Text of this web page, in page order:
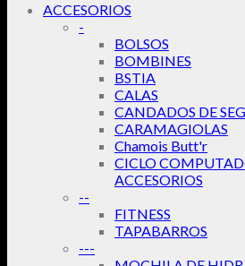
ACCESORIOS
-
BOLSOS
BOMBINES
BSTIA
CALAS
CANDADOS DE
CARAMAGIOLAS
Chamois Butt'r
CICLO
ACCESORIOS
--
FITNESS
TAPABARROS
---